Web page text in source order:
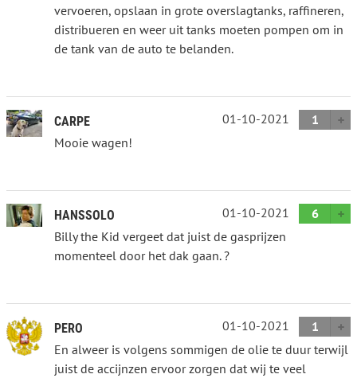
vervoeren, opslaan in grote overslagtanks, raffineren,
distribueren en weer uit tanks moeten pompen om in
de tank van de auto te belanden.
CARPE 01-10-2021
1
Mooie wagen!
HANSSOLO 01-10-2021
6
Billy the Kid vergeet dat juist de gasprijzen
momenteel door het dak gaan. ?
PERO 01-10-2021
1
En alweer is volgens sommigen de olie te duur terwijl
juist de accijnzen ervoor zorgen dat wij te veel